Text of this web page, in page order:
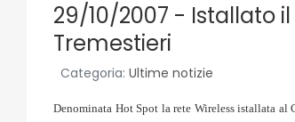
29/10/2007 - Istallato
Tremestieri
Categoria: Ultime notizie
Denominata Hot Spot la rete Wireless istallata